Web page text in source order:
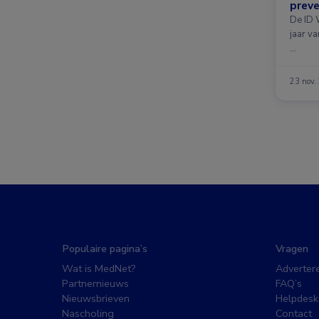
De ID
jaar
…
23
Populaire pagina’s
Wat is MedNet?
Partnernieuws
Nieuwsbrieven
Nascholing
Vragen
FAQ’s
Contact